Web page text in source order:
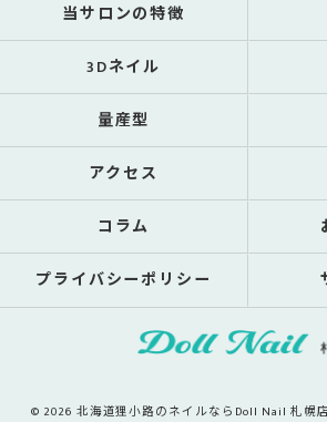
当サロンの特徴
3Dネイル
量産型
アクセス
コラム
プライバシーポリシー
© 2026 北海道狸小路のネイルならDoll Nail 札幌店